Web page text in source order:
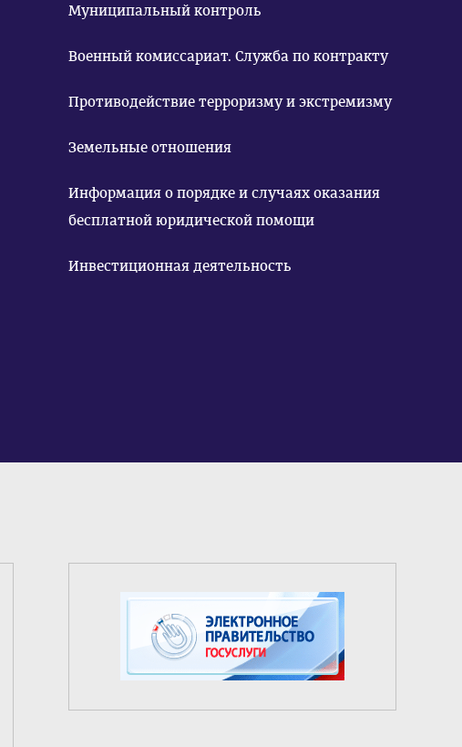
Муниципальный контроль
Военный комиссариат. Служба по контракту
Противодействие терроризму и экстремизму
Земельные отношения
Информация о порядке и случаях оказания
бесплатной юридической помощи
Инвестиционная деятельность